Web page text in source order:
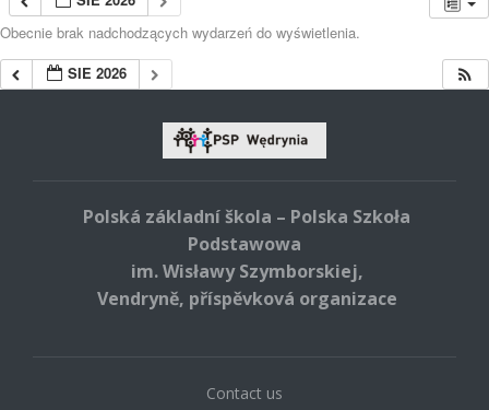
Obecnie brak nadchodzących wydarzeń do wyświetlenia.
SIE 2026
Polská základní škola – Polska Szkoła
Podstawowa
im. Wisławy Szymborskiej,
Vendryně, příspěvková organizace
Contact us